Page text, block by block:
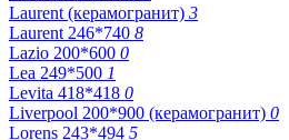
Laurent (керамогранит) 3
Laurent 246*740 8
Lazio 200*600 0
Lea 249*500 1
Levita 418*418 0
Liverpool 200*900 (керамогранит) 0
Lorens 243*494 5